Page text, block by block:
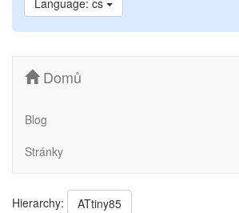
Language: cs
Domů
Blog
Stránky
Hierarchy:
ATtiny85